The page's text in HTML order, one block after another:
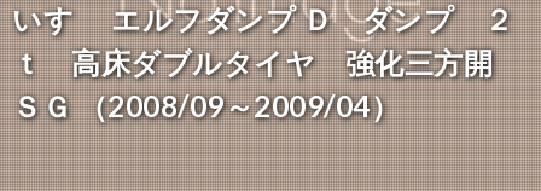
いすゞ エルフダンプ Ｄ ダンプ ２
ｔ 高床ダブルタイヤ 強化三方開
ＳＧ （2008/09～2009/04）